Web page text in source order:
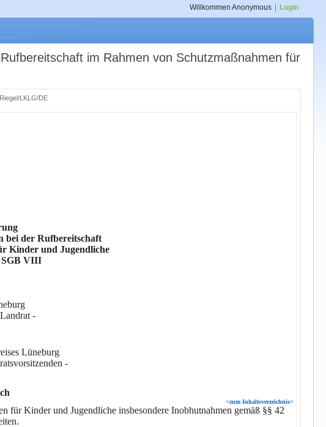
Willkommen Anonymous Login
im Rahmen von Schutzmaßnahmen für
LKLG/DE
bei der Rufbereitschaft
Kinder und Jugendliche
SGB VIII
-
Lüneburg
-
<zum Inhaltsverzeichnis>
für Kinder und Jugendliche insbesondere Inobhutnahmen gemäß §§ 42